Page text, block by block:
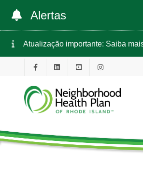
Alertas
Atualização importante: Saiba